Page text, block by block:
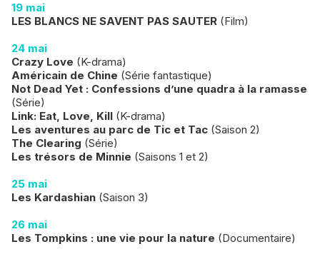
19 mai
LES BLANCS NE SAVENT PAS SAUTER (Film)
24 mai
Crazy Love (K-drama)
Américain de Chine (Série fantastique)
Not Dead Yet : Confessions d’une quadra à la ramasse
(Série)
Link: Eat, Love, Kill (K-drama)
Les aventures au parc de Tic et Tac (Saison 2)
The Clearing (Série)
Les trésors de Minnie (Saisons 1 et 2)
25 mai
Les Kardashian (Saison 3)
26 mai
Les Tompkins : une vie pour la nature (Documentaire)